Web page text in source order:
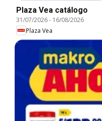
Plaza Vea catálogo
31/07/2026- 16/08/2026
Plaza Vea